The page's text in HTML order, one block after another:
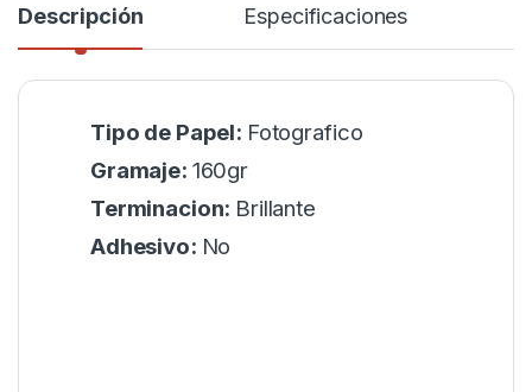
Descripción Especificaciones
Tipo de Papel: Fotografico
Gramaje: 160gr
Terminacion: Brillante
Adhesivo: No